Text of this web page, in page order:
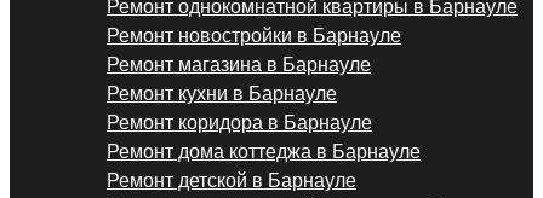
Ремонт однокомнатной квартиры в Барнауле
Ремонт новостройки в Барнауле
Ремонт магазина в Барнауле
Ремонт кухни в Барнауле
Ремонт коридора в Барнауле
Ремонт дома коттеджа в Барнауле
Ремонт детской в Барнауле